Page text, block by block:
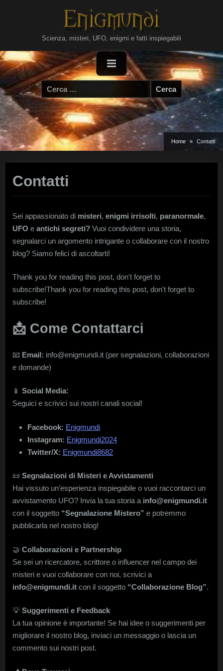
Scienza, misteri, UFO, enigmi e fatti inspiegabili
Ricerca
per:
Home Contatti
Contatti
Sei appassionato di misteri, enigmi irrisolti, paranormale,
UFO e antichi segreti? Vuoi condividere una storia,
segnalarci un argomento intrigante o collaborare con il nostro
blog? Siamo felici di ascoltarti!
Thank you for reading this post, don't forget to
subscribe!Thank you for reading this post, don't forget to
subscribe!
📩 Come Contattarci
📧 Email: info@enigmundi.it (per segnalazioni, collaborazioni
e domande)
📱 Social Media:
Seguici e scrivici sui nostri canali social!
Facebook: Enigmundi
Instagram: Enigmundi2024
Twitter/X: Enigmundi8682
📜 Segnalazioni di Misteri e Avvistamenti
Hai vissuto un’esperienza inspiegabile o vuoi raccontarci un
avvistamento UFO? Invia la tua storia a info@enigmundi.it
con il soggetto “Segnalazione Mistero” e potremmo
pubblicarla nel nostro blog!
🤝 Collaborazioni e Partnership
Se sei un ricercatore, scrittore o influencer nel campo dei
misteri e vuoi collaborare con noi, scrivici a
info@enigmundi.it con il soggetto “Collaborazione Blog”.
💡 Suggerimenti e Feedback
La tua opinione è importante! Se hai idee o suggerimenti per
migliorare il nostro blog, inviaci un messaggio o lascia un
commento sui nostri post.